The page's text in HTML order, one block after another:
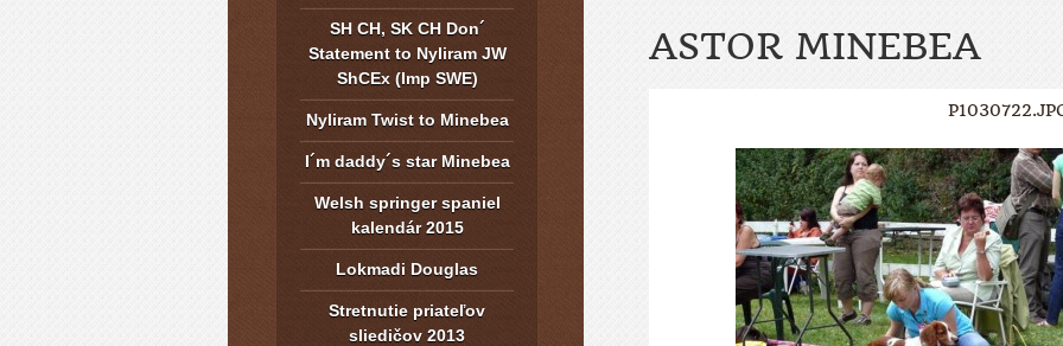
ASTOR MINEBEA
SH CH, SK CH Don´
Statement to Nyliram JW
ShCEx (Imp SWE)
Nyliram Twist to Minebea
I´m daddy´s star Minebea
Welsh springer spaniel
kalendár 2015
Lokmadi Douglas
Stretnutie priateľov
sliedičov 2013